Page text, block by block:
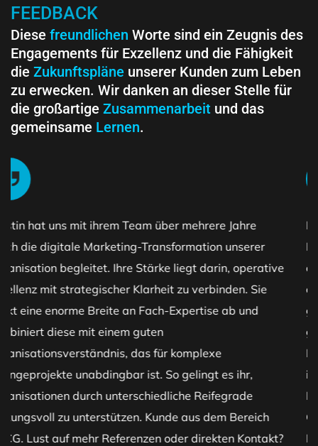
FEEDBACK
Diese freundlichen Worte sind ein Zeugnis des
Engagements für Exzellenz und die Fähigkeit
die Zukunftspläne unserer Kunden zum Leben
zu erwecken. Wir danken an dieser Stelle für
die großartige Zusammenarbeit und das
gemeinsame Lernen.
Kerstin Clessienne hat mir persönlich und dem Team
Digital, Media & Insights sehr beim Onboarding und bei
der digitalen Marketing-Transformation geholfen. Über
die Beratung hinaus habe ich Kerstin als einen
großartigen Menschen kennengelernt. Mit ihrem
großartigen Einfühlungsvermögen hat sie viel positive
Energie und genau die richtigen Denkanstöße in unser
intern-externes Excellence-Team gebracht: Danke fürs
Brückenbauen zwischen Disziplinen und Sprachen, für
Geduld, Rückenstärken und Vernetzen! Kunde aus dem
Bereich FMCG. Lust auf mehr Referenzen oder direkten